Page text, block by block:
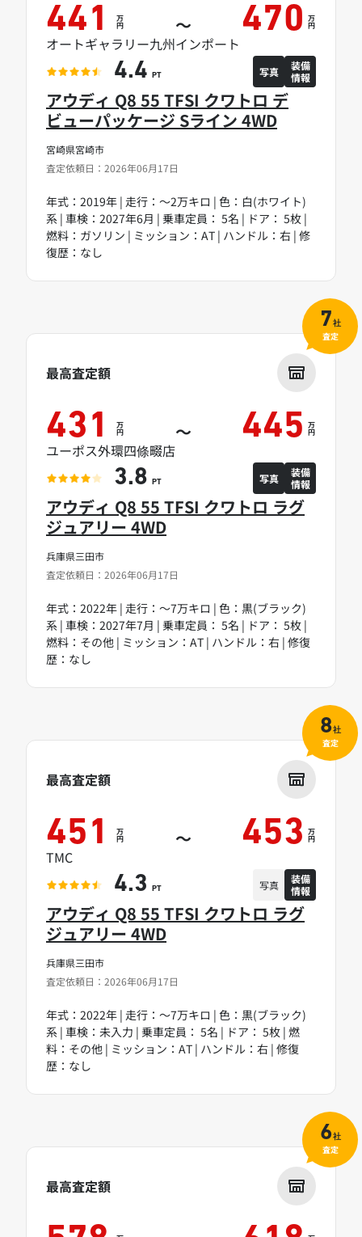
宮崎県宮崎市
査定依頼日：2026年06月17日
アウディ Q8 55 TFSI クワトロ デ
ビューパッケージ Sライン 4WD
年式：2019年 | 走行：～2万キロ | 色：白(ホワイト)
系 | 車検：2027年6月 | 乗車定員： 5名 | ドア： 5枚 |
燃料：ガソリン | ミッション：AT | ハンドル：右 | 修
復歴：なし
441 万
円 ～ 470 万
円
オートギャラリー九州インポート
4.4 PT 写真
装備
情報
兵庫県三田市
査定依頼日：2026年06月17日
アウディ Q8 55 TFSI クワトロ ラグ
ジュアリー 4WD
年式：2022年 | 走行：～7万キロ | 色：黒(ブラック)
系 | 車検：2027年7月 | 乗車定員： 5名 | ドア： 5枚 |
燃料：その他 | ミッション：AT | ハンドル：右 | 修復
歴：なし
最高査定額
431 万
円 ～ 445 万
円
ユーポス外環四條畷店
3.8 PT 写真
装備
情報
7社
査定
兵庫県三田市
査定依頼日：2026年06月17日
アウディ Q8 55 TFSI クワトロ ラグ
ジュアリー 4WD
年式：2022年 | 走行：～7万キロ | 色：黒(ブラック)
系 | 車検：未入力 | 乗車定員： 5名 | ドア： 5枚 | 燃
料：その他 | ミッション：AT | ハンドル：右 | 修復
歴：なし
最高査定額
451 万
円 ～ 453 万
円
TMC
4.3 PT 写真
装備
情報
8社
査定
最高査定額
6社
査定